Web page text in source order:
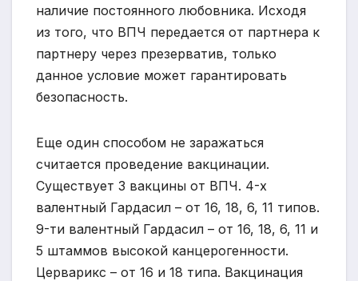
наличие постоянного любовника. Исходя
из того, что ВПЧ передается от партнера к
партнеру через презерватив, только
данное условие может гарантировать
безопасность.
Еще один способом не заражаться
считается проведение вакцинации.
Существует 3 вакцины от ВПЧ. 4-х
валентный Гардасил – от 16, 18, 6, 11 типов.
9-ти валентный Гардасил – от 16, 18, 6, 11 и
5 штаммов высокой канцерогенности.
Церварикс – от 16 и 18 типа. Вакцинация